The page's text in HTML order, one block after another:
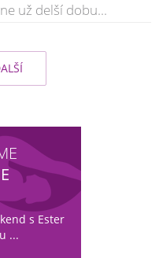
už delší dobu...
s Ester
...